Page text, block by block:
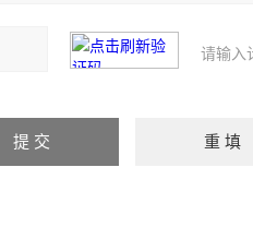
请输